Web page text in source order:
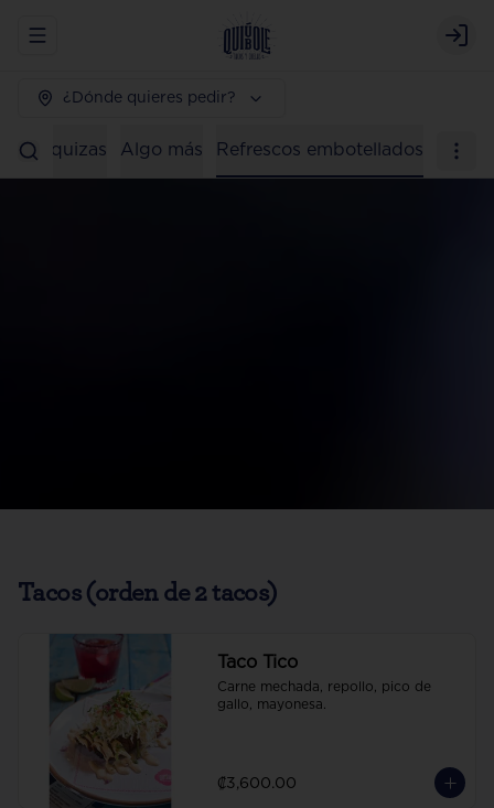
Abrir menu de navegación
¿Dónde quieres pedir?
Taquizas Algo más Refrescos embotellados
Tacos (orden de 2 tacos)
Taco Tico
Carne mechada, repollo, pico de
gallo, mayonesa.
₡3,600.00